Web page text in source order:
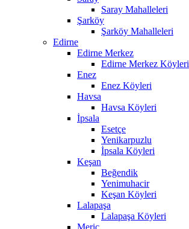
Saray Mahalleleri
Şarköy
Şarköy Mahalleleri
Edirne
Edirne Merkez
Edirne Merkez Köyleri
Enez
Enez Köyleri
Havsa
Havsa Köyleri
İpsala
Esetçe
Yenikarpuzlu
İpsala Köyleri
Keşan
Beğendik
Yenimuhacir
Keşan Köyleri
Lalapaşa
Lalapaşa Köyleri